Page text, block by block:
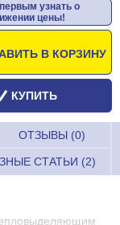
узнать о
цены!
В КОРЗИНУ
КУПИТЬ
ОТЗЫВЫ (0)
СТАТЬИ (2)